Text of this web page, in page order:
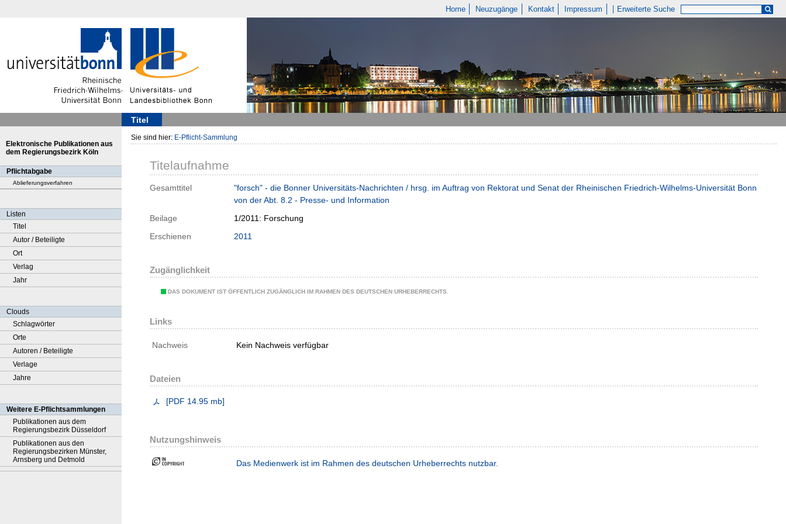
Home Neuzugänge Kontakt Impressum Erweiterte Suche
Titel
Elektronische Publikationen aus
dem Regierungsbezirk Köln
Pflichtabgabe
Ablieferungsverfahren
Listen
Titel
Autor / Beteiligte
Ort
Verlag
Jahr
Clouds
Schlagwörter
Orte
Autoren / Beteiligte
Verlage
Jahre
Weitere E-Pflichtsammlungen
Publikationen aus dem
Regierungsbezirk Düsseldorf
Publikationen aus den
Regierungsbezirken Münster,
Arnsberg und Detmold
Sie sind hier: E-Pflicht-Sammlung
Titelaufnahme
Gesamttitel
"forsch" - die Bonner Universitäts-Nachrichten / hrsg. im Auftrag von Rektorat und Senat der Rheinischen Friedrich-Wilhelms-Universität Bonn
von der Abt. 8.2 - Presse- und Information
Beilage
1/2011: Forschung
Erschienen
2011
Zugänglichkeit
DAS DOKUMENT IST ÖFFENTLICH ZUGÄNGLICH IM RAHMEN DES DEUTSCHEN URHEBERRECHTS.
Links
Nachweis Kein Nachweis verfügbar
Dateien
[PDF 14.95 mb]
Nutzungshinweis
Das Medienwerk ist im Rahmen des deutschen Urheberrechts nutzbar.